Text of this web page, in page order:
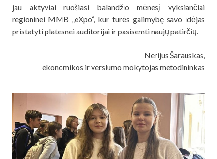
jau aktyviai ruošiasi balandžio mėnesį vyksiančiai
regioninei MMB „eXpo“, kur turės galimybę savo idėjas
pristatyti platesnei auditorijai ir pasisemti naujų patirčių.
Nerijus Šarauskas,
ekonomikos ir verslumo mokytojas metodininkas